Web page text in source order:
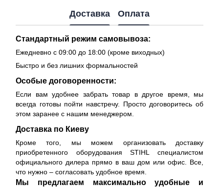
Доставка Оплата
Стандартный режим самовывоза:
Ежедневно с 09:00 до 18:00 (кроме виходных)
Быстро и без лишних формальностей
Особые договоренности:
Если вам удобнее забрать товар в другое время, мы
всегда готовы пойти навстречу. Просто договоритесь об
этом заранее с нашим менеджером.
Доставка по Киеву
Кроме того, мы можем организовать доставку
приобретенного оборудования STIHL специалистом
официального дилера прямо в ваш дом или офис. Все,
что нужно – согласовать удобное время.
Мы предлагаем максимально удобные и